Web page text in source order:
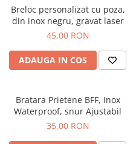
Tablou Personalizat
Breloc personalizat cu poza,
din inox negru, gravat laser
45,00 RON
ADAUGA IN COS
Bratara Prietene BFF, Inox
Waterproof, snur Ajustabil
35,00 RON